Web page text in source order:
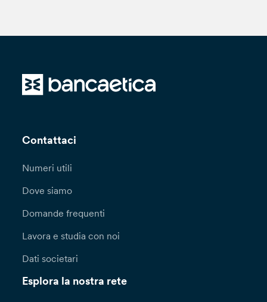
Contattaci
Numeri utili
Dove siamo
Domande frequenti
Lavora e studia con noi
Dati societari
Esplora la nostra rete